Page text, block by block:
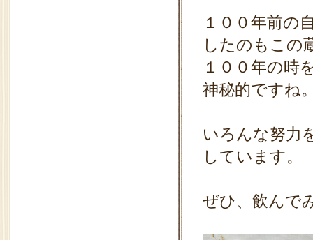
１００年前の
したのもこの
１００年の時
神秘的ですね
いろんな努力
しています。
ぜひ、飲んで